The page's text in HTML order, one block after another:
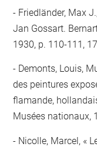
Friedländer, Max
Jan Gossart.
1930, p. 110-111,
Demonts, Louis,
des peintures
flamande,
Musées nationaux,
Nicolle, Marcel, «